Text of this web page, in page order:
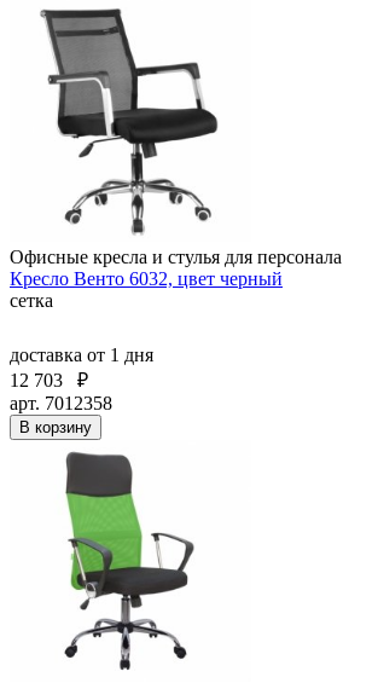
Офисные кресла и стулья для персонала
Кресло Венто 6032, цвет черный
сетка
доставка от 1 дня
12 703
₽
арт. 7012358
В корзину